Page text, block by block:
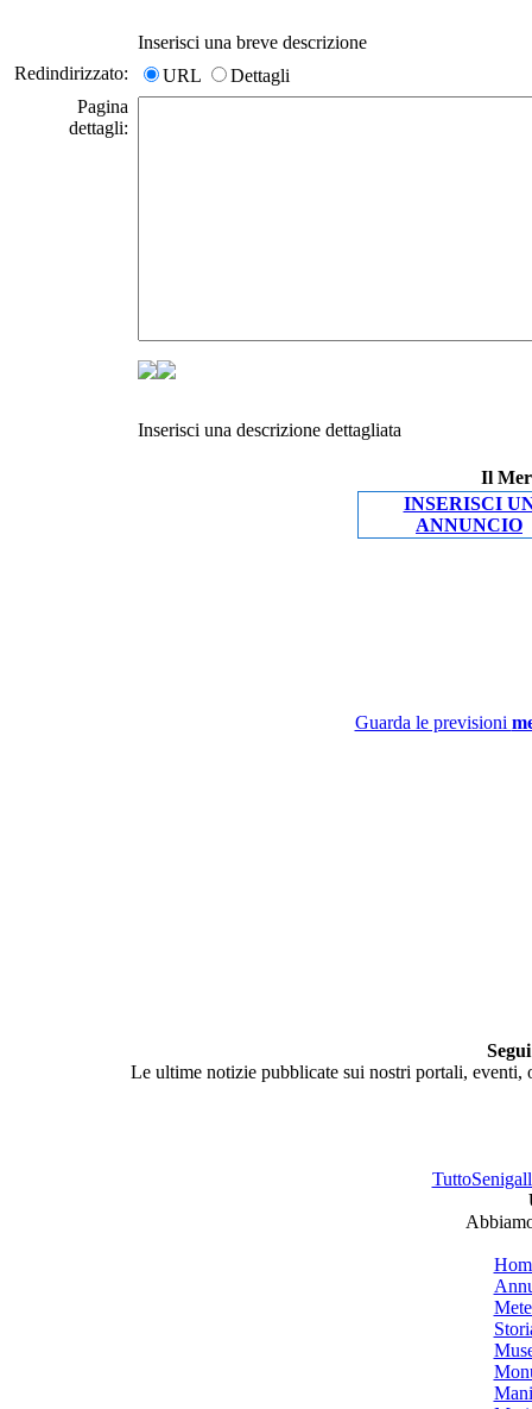
Inserisci una breve descrizione
Redindirizzato:
URL
Dettagli
Pagina
dettagli:
Inserisci una descrizione dettagliata
Il
INSERISCI
ANNUNCIO
Guarda le previsioni
Le ultime notizie pubblicate sui nostri portali,